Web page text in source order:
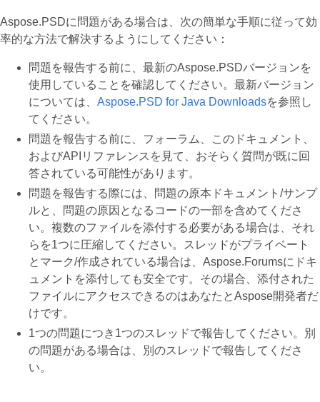
Aspose.PSDに問題がある場合は、次の簡単な手順に従って効
率的な方法で解決するようにしてください：
問題を報告する前に、最新のAspose.PSDバージョンを
使用していることを確認してください。最新バージョン
については、 Aspose.PSD for Java Downloadsを参照し
てください。
問題を報告する前に、フォーラム、このドキュメント、
およびAPIリファレンスを見て、おそらく質問が既に回
答されている可能性があります。
問題を報告する際には、問題の原本ドキュメント/サンプ
ルと、問題の原因となるコードの一部を含めてくださ
い。複数のファイルを添付する必要がある場合は、それ
らを1つに圧縮してください。スレッドがプライベート
とマーク/作成されている場合は、Aspose.Forumsにドキ
ュメントを添付しても安全です。その場合、添付された
ファイルにアクセスできるのはあなたとAspose開発者だ
けです。
1つの問題につき1つのスレッドで報告してください。別
の問題がある場合は、別のスレッドで報告してくださ
い。